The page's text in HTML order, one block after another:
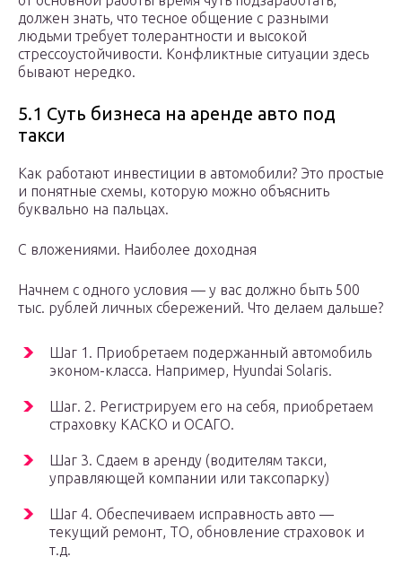
должен знать, что тесное общение с разными
людьми требует толерантности и высокой
стрессоустойчивости. Конфликтные ситуации здесь
бывают нередко.
5.1 Суть бизнеса на аренде авто под
такси
Как работают инвестиции в автомобили? Это простые
и понятные схемы, которую можно объяснить
буквально на пальцах.
С вложениями. Наиболее доходная
Начнем с одного условия — у вас должно быть 500
тыс. рублей личных сбережений. Что делаем дальше?
Шаг 1. Приобретаем подержанный автомобиль
эконом-класса. Например, Hyundai Solaris.
Шаг. 2. Регистрируем его на себя, приобретаем
страховку КАСКО и ОСАГО.
Шаг 3. Сдаем в аренду (водителям такси,
управляющей компании или таксопарку)
Шаг 4. Обеспечиваем исправность авто —
текущий ремонт, ТО, обновление страховок и
т.д.